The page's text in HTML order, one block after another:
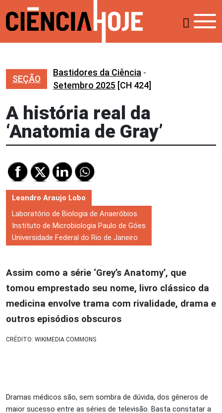
SEÇÃO
Bastidores da Ciência -
Setembro 2025 [CH 424]
A história real da
‘Anatomia de Gray’
Leandro Araujo Lobo
Laboratório de Biologia de Anaeróbios
Instituto de Microbiologia Paulo de Góes
Universidade Federal do Rio de Janeiro
Assim como a série ‘Grey’s Anatomy’, que
tomou emprestado seu nome, livro clássico da
medicina envolve trama com rivalidade, drama e
outros episódios obscuros
CRÉDITO: WIKIMEDIA COMMONS
Dramas médicos são, sem sombra de dúvida, dos gêneros de
maior sucesso entre as séries de televisão. Basta constatar a